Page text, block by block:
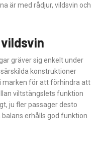
är med rådjur, vildsvin och
gräver sig enkelt under
konstruktioner
marken för att förhindra att
viltstängslets funktion
ju fler passager desto
erhålls god funktion